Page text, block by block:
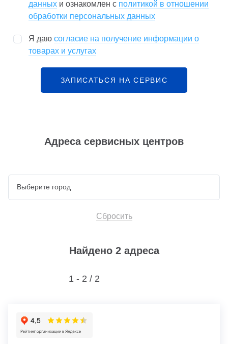
данных и ознакомлен с политикой в отношении
обработки персональных данных
Я даю согласие на получение информации о
товарах и услугах
ЗАПИСАТЬСЯ НА СЕРВИС
Адреса сервисных центров
Сбросить
Найдено 2 адреса
1 - 2 / 2